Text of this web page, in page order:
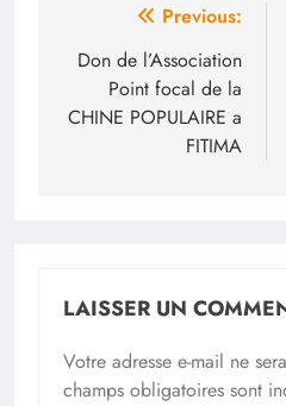
Navigation
de
l’article
Previous:
Don de l’Association
Point focal de la
CHINE POPULAIRE a
FITIMA
LAISSER UN
Votre adresse e-mail ne
champs obligatoires sont